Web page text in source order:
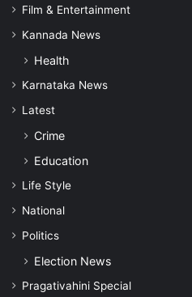
Film & Entertainment
Kannada News
Health
Karnataka News
Latest
Crime
Education
Life Style
National
Politics
Election News
Pragativahini Special